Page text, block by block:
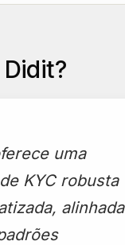
uma
KYC robusta
alinhada